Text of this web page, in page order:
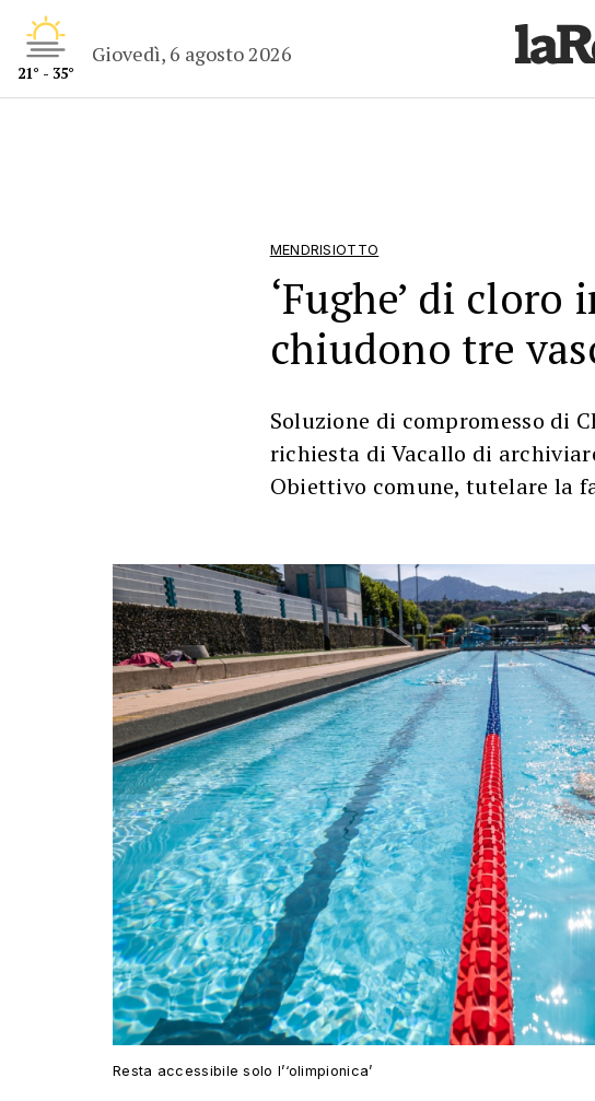
21° - 35°
Giovedì, 6 agosto 2026
MENDRISIOTTO
‘Fughe’ di cloro
chiudono tre
Soluzione di compromesso di
richiesta di Vacallo di
Obiettivo comune, tutelare la
Resta accessibile solo l’‘olimpionica’